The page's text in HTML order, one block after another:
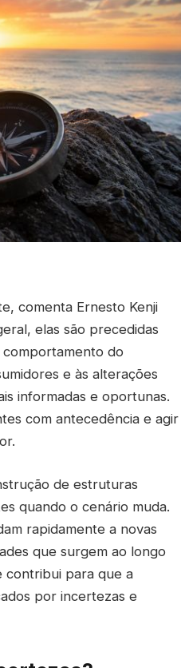
comenta Ernesto Kenji
elas são precedidas
do
e às alterações
informadas e oportunas.
com antecedência e agir
de estruturas
quando o cenário muda.
rapidamente a novas
que surgem ao longo
contribui para que a
por incertezas e